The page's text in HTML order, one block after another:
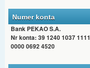
Numer konta
Bank PEKAO S.A.
Nr konta: 39 1240 1037 1111
0000 0692 4520